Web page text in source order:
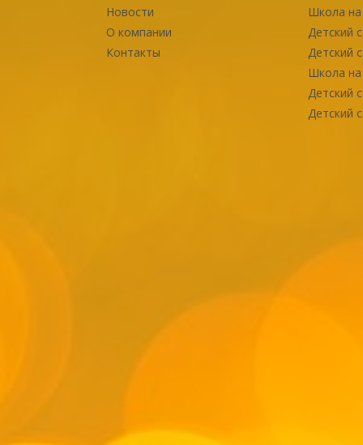
Новости
О компании
Контакты
Школа
Детский
Детский
Школа
Детский
Детский